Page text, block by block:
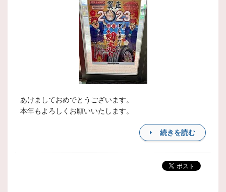
あけましておめでとうございます。
本年もよろしくお願いいたします。
続きを読む